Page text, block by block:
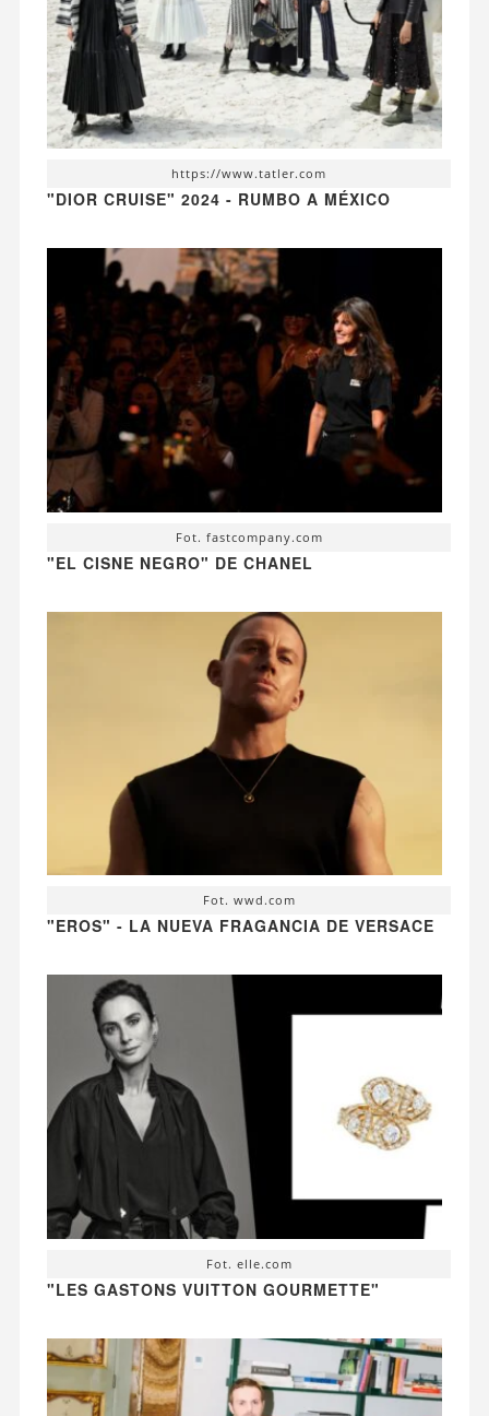
https://www.tatler.com
"DIOR CRUISE" 2024 - RUMBO A MÉXICO
Fot. fastcompany.com
"EL CISNE NEGRO" DE CHANEL
Fot. wwd.com
"EROS" - LA NUEVA FRAGANCIA DE VERSACE
Fot. elle.com
"LES GASTONS VUITTON GOURMETTE"